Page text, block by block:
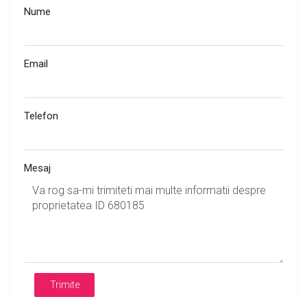
Nume
Email
Telefon
Mesaj
Trimite